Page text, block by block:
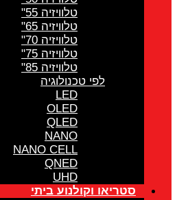
טלוויזיה 55"
טלוויזיה 65"
טלוויזיה 70"
טלוויזיה 75"
טלוויזיה 85"
לפי טכנולוגיה
LED
OLED
QLED
NANO
NANO CELL
QNED
UHD
סטריאו וקולנוע ביתי